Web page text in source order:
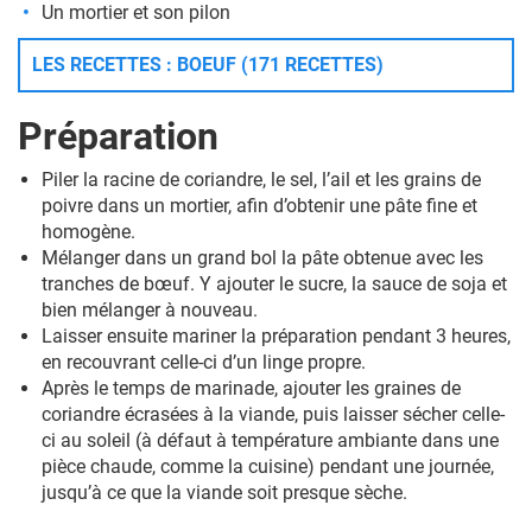
Un mortier et son pilon
LES RECETTES : BOEUF (171 RECETTES)
Préparation
Piler la racine de coriandre, le sel, l’ail et les grains de
poivre dans un mortier, afin d’obtenir une pâte fine et
homogène.
Mélanger dans un grand bol la pâte obtenue avec les
tranches de bœuf. Y ajouter le sucre, la sauce de soja et
bien mélanger à nouveau.
Laisser ensuite mariner la préparation pendant 3 heures,
en recouvrant celle-ci d’un linge propre.
Après le temps de marinade, ajouter les graines de
coriandre écrasées à la viande, puis laisser sécher celle-
ci au soleil (à défaut à température ambiante dans une
pièce chaude, comme la cuisine) pendant une journée,
jusqu’à ce que la viande soit presque sèche.